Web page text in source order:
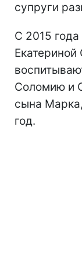
супруги
С 2015 года
Соломию и
сына
год.